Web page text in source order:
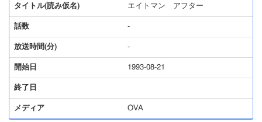
タイトル(読み仮名) エイトマン アフター
話数 -
放送時間(分) -
開始日 1993-08-21
終了日
メディア OVA